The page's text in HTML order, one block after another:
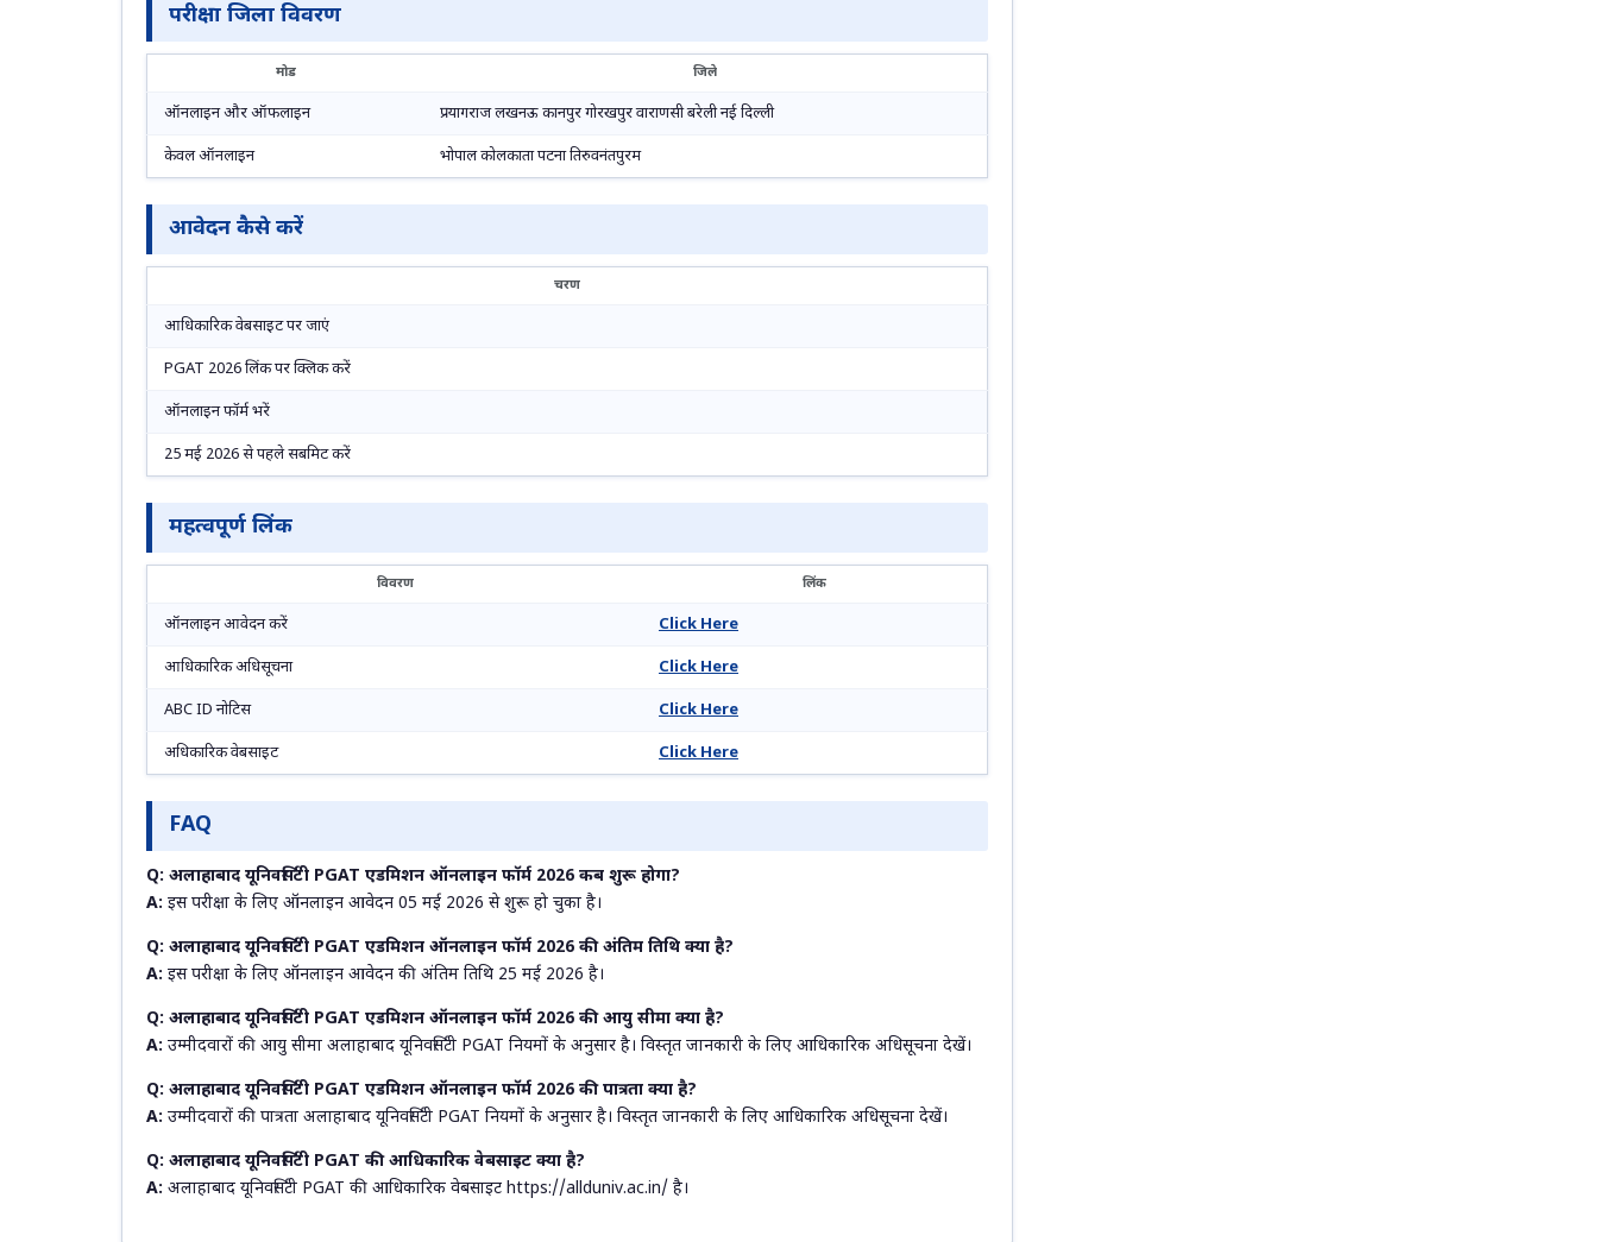
परीक्षा जिला विवरण
मोड जिले
ऑनलाइन और ऑफलाइन प्रयागराज लखनऊ कानपुर गोरखपुर वाराणसी बरेली नई दिल्ली
केवल ऑनलाइन भोपाल कोलकाता पटना तिरुवनंतपुरम
आवेदन कैसे करें
चरण
आधिकारिक वेबसाइट पर जाएं
PGAT 2026 लिंक पर क्लिक करें
ऑनलाइन फॉर्म भरें
25 मई 2026 से पहले सबमिट करें
महत्वपूर्ण लिंक
विवरण लिंक
ऑनलाइन आवेदन करें Click Here
आधिकारिक अधिसूचना Click Here
ABC ID नोटिस Click Here
अधिकारिक वेबसाइट Click Here
FAQ
Q: अलाहाबाद यूनिवर्सिटी PGAT एडमिशन ऑनलाइन फॉर्म 2026 कब शुरू होगा?
A: इस परीक्षा के लिए ऑनलाइन आवेदन 05 मई 2026 से शुरू हो चुका है।
Q: अलाहाबाद यूनिवर्सिटी PGAT एडमिशन ऑनलाइन फॉर्म 2026 की अंतिम तिथि क्या है?
A: इस परीक्षा के लिए ऑनलाइन आवेदन की अंतिम तिथि 25 मई 2026 है।
Q: अलाहाबाद यूनिवर्सिटी PGAT एडमिशन ऑनलाइन फॉर्म 2026 की आयु सीमा क्या है?
A: उम्मीदवारों की आयु सीमा अलाहाबाद यूनिवर्सिटी PGAT नियमों के अनुसार है। विस्तृत जानकारी के लिए आधिकारिक अधिसूचना देखें।
Q: अलाहाबाद यूनिवर्सिटी PGAT एडमिशन ऑनलाइन फॉर्म 2026 की पात्रता क्या है?
A: उम्मीदवारों की पात्रता अलाहाबाद यूनिवर्सिटी PGAT नियमों के अनुसार है। विस्तृत जानकारी के लिए आधिकारिक अधिसूचना देखें।
Q: अलाहाबाद यूनिवर्सिटी PGAT की आधिकारिक वेबसाइट क्या है?
A: अलाहाबाद यूनिवर्सिटी PGAT की आधिकारिक वेबसाइट https://allduniv.ac.in/ है।